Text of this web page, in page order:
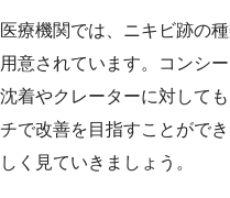
医療機関では、ニキビ跡の
用意されています。コンシ
沈着やクレーターに対して
チで改善を目指すことがで
しく見ていきましょう。